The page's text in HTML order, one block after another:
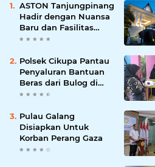
ASTON Tanjungpinang
Hadir dengan Nuansa
Baru dan Fasilitas
Lengkap untuk
Polsek Cikupa Pantau
Penyaluran Bantuan
Beras dari Bulog di
Desa Pasir Gadung
Pulau Galang
Disiapkan Untuk
Korban Perang Gaza